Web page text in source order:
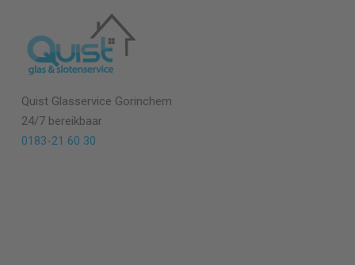
Quist Glasservice Gorinchem
24/7 bereikbaar
0183-21 60 30